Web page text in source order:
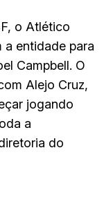
o Atlético
a entidade para
Campbell. O
Alejo Cruz,
jogando
a
do